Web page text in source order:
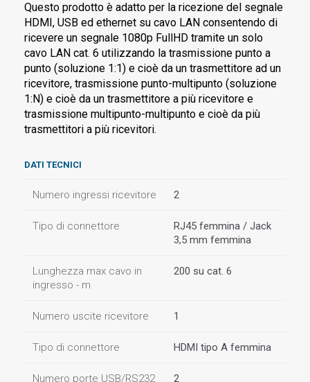
Questo prodotto è adatto per la ricezione del segnale
HDMI, USB ed ethernet su cavo LAN consentendo di
ricevere un segnale 1080p FullHD tramite un solo
cavo LAN cat. 6 utilizzando la trasmissione punto a
punto (soluzione 1:1) e cioè da un trasmettitore ad un
ricevitore, trasmissione punto-multipunto (soluzione
1:N) e cioè da un trasmettitore a più ricevitore e
trasmissione multipunto-multipunto e cioè da più
trasmettitori a più ricevitori.
DATI TECNICI
Numero ingressi ricevitore 2
Tipo di connettore
RJ45 femmina / Jack
3,5 mm femmina
Lunghezza max cavo in
ingresso - m
200 su cat. 6
Numero uscite ricevitore 1
Tipo di connettore HDMI tipo A femmina
Numero porte USB/RS232 2